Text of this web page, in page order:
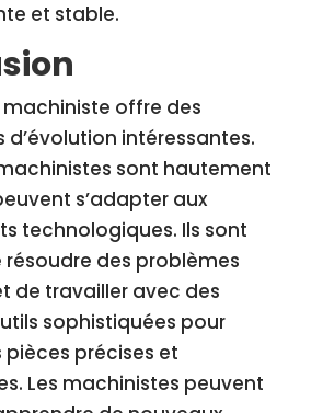
et stable.
machiniste offre des
d’évolution intéressantes.
sont hautement
s’adapter aux
technologiques. Ils sont
des problèmes
de travailler avec des
sophistiquées pour
précises et
Les machinistes peuvent